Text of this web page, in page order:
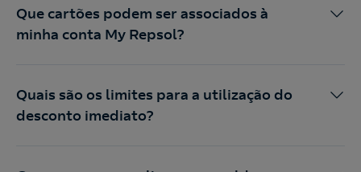
Que cartões podem ser associados à
minha conta My Repsol?
Quais são os limites para a utilização do
desconto imediato?